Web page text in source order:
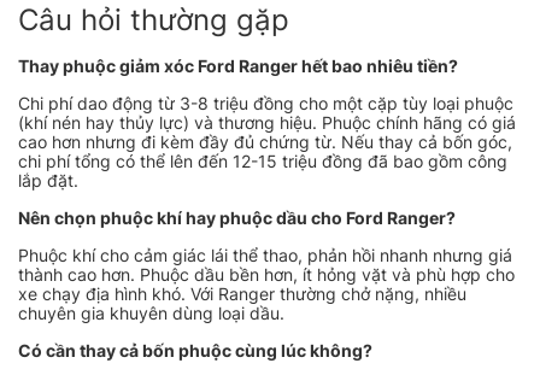
Câu hỏi thường gặp
Thay phuộc giảm xóc Ford Ranger hết bao nhiêu tiền?
Chi phí dao động từ 3-8 triệu đồng cho một cặp tùy loại phuộc
(khí nén hay thủy lực) và thương hiệu. Phuộc chính hãng có giá
cao hơn nhưng đi kèm đầy đủ chứng từ. Nếu thay cả bốn góc,
chi phí tổng có thể lên đến 12-15 triệu đồng đã bao gồm công
lắp đặt.
Nên chọn phuộc khí hay phuộc dầu cho Ford Ranger?
Phuộc khí cho cảm giác lái thể thao, phản hồi nhanh nhưng giá
thành cao hơn. Phuộc dầu bền hơn, ít hỏng vặt và phù hợp cho
xe chạy địa hình khó. Với Ranger thường chở nặng, nhiều
chuyên gia khuyên dùng loại dầu.
Có cần thay cả bốn phuộc cùng lúc không?